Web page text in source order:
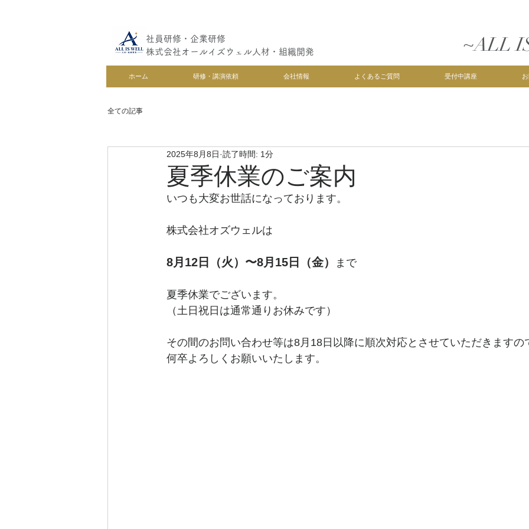
社員研修・企業研修
株式会社オールイズウェル人材・組織開発
~ALL
ホーム 研修・講演依頼 会社情報 よくあるご質問 受付中講座
全ての記事
夏季休業のご案内
2025年8月8日 読了時間: 1分
いつも大変お世話になっております。
株式会社オズウェルは
8月12日（火）〜8月15日（金） まで
夏季休業でございます。
（土日祝日は通常通りお休みです）
その間のお問い合わせ等は8月18日以降に順次対応とさせていただきますの
何卒よろしくお願いいたします。